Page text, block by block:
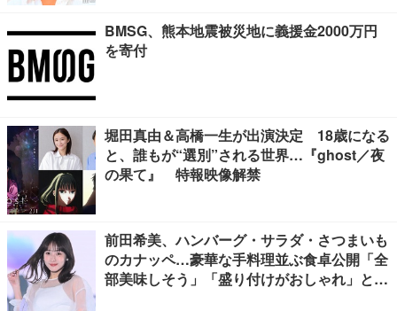
BMSG、熊本地震被災地に義援金2000万円
を寄付
堀田真由＆高橋一生が出演決定 18歳になる
と、誰もが“選別”される世界…『ghost／夜
の果て』 特報映像解禁
前田希美、ハンバーグ・サラダ・さつまいも
のカナッペ…豪華な手料理並ぶ食卓公開「全
部美味しそう」「盛り付けがおしゃれ」と絶